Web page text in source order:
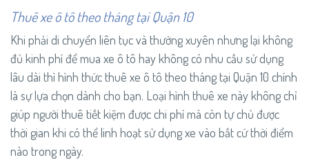
Thuê xe ô tô theo tháng tại Quận 10
Khi phải di chuyển liên tục và thường xuyên nhưng lại không
đủ kinh phí để mua xe ô tô hay không có nhu cầu sử dụng
lâu dài thì hình thức thuê xe ô tô theo tháng tại Quận 10 chính
là sự lựa chọn dành cho bạn. Loại hình thuê xe này không chỉ
giúp người thuê tiết kiệm được chi phí mà còn tự chủ được
thời gian khi có thể linh hoạt sử dụng xe vào bất cứ thời điểm
nào trong ngày.